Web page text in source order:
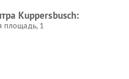
Kuppersbusch
Kuppersbusch:
площадь, 1